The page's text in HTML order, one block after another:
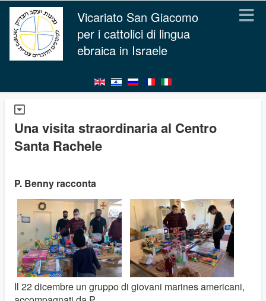
Vicariato San Giacomo
per i cattolici di lingua
ebraica in Israele
Una visita straordinaria al Centro
Santa Rachele
P. Benny racconta
Il 22 dicembre un gruppo di giovani marines americani,